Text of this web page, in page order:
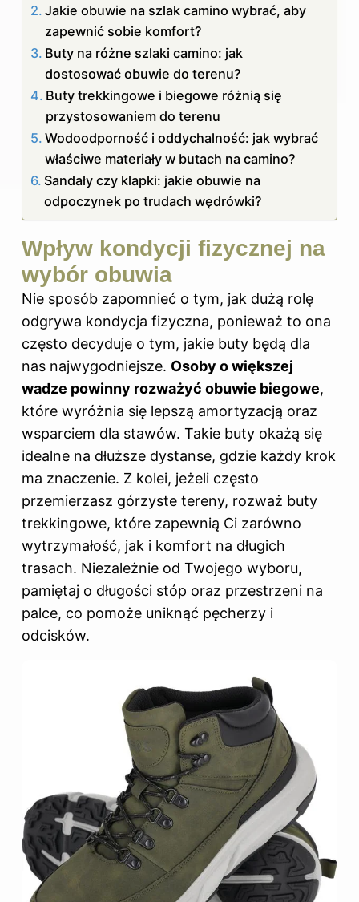
Jakie obuwie na szlak camino wybrać, aby
zapewnić sobie komfort?
Buty na różne szlaki camino: jak
dostosować obuwie do terenu?
Buty trekkingowe i biegowe różnią się
przystosowaniem do terenu
Wodoodporność i oddychalność: jak wybrać
właściwe materiały w butach na camino?
Sandały czy klapki: jakie obuwie na
odpoczynek po trudach wędrówki?
Wpływ kondycji fizycznej na
wybór obuwia
Nie sposób zapomnieć o tym, jak dużą rolę
odgrywa kondycja fizyczna, ponieważ to ona
często decyduje o tym, jakie buty będą dla
nas najwygodniejsze. Osoby o większej
wadze powinny rozważyć obuwie biegowe,
które wyróżnia się lepszą amortyzacją oraz
wsparciem dla stawów. Takie buty okażą się
idealne na dłuższe dystanse, gdzie każdy krok
ma znaczenie. Z kolei, jeżeli często
przemierzasz górzyste tereny, rozważ buty
trekkingowe, które zapewnią Ci zarówno
wytrzymałość, jak i komfort na długich
trasach. Niezależnie od Twojego wyboru,
pamiętaj o długości stóp oraz przestrzeni na
palce, co pomoże uniknąć pęcherzy i
odcisków.